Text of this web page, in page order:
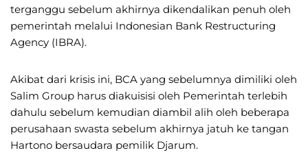
terganggu sebelum akhirnya dikendalikan penuh oleh
pemerintah melalui Indonesian Bank Restructuring
Agency (IBRA).
Akibat dari krisis ini, BCA yang sebelumnya dimiliki oleh
Salim Group harus diakuisisi oleh Pemerintah terlebih
dahulu sebelum kemudian diambil alih oleh beberapa
perusahaan swasta sebelum akhirnya jatuh ke tangan
Hartono bersaudara pemilik Djarum.